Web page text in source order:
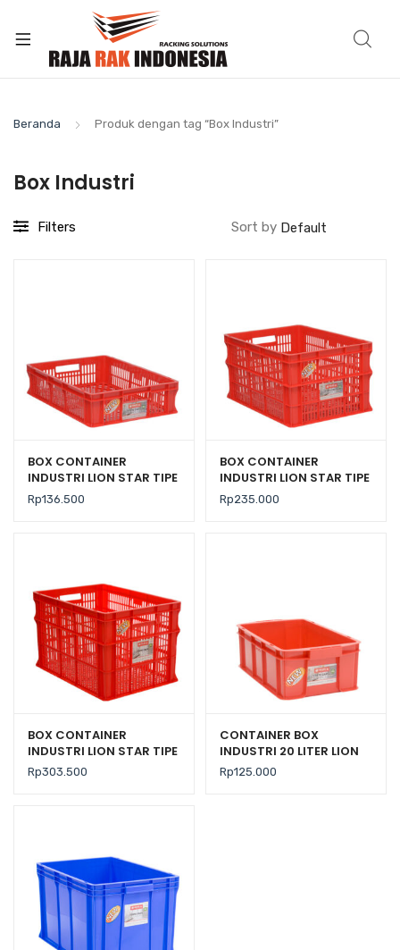
Beranda Produk dengan tag “Box Industri”
Box Industri
Filters Sort by
BOX CONTAINER
INDUSTRI LION STAR TIPE
IC-27 FORTE CRATE 301
UK. 600 x 425 x 140 MM
Rp136.500
BOX CONTAINER
INDUSTRI LION STAR TIPE
IC-28 FORTE CRATE 302
Rp235.000
BOX CONTAINER
INDUSTRI LION STAR TIPE
IC-29 FORTE CRATE 303
Rp303.500
CONTAINER BOX
INDUSTRI 20 LITER LION
STAR IC-36 FORTE
CRATE 101 UKURAN
Rp125.000